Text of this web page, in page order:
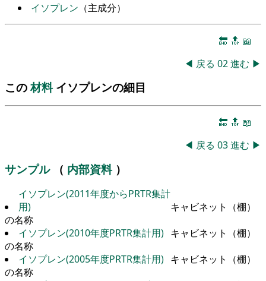
イソプレン （主成分）
🔚 🔝 📖
◀ 戻る 02進む ▶
この材料 イソプレンの細目
🔚 🔝 📖
◀ 戻る 03進む ▶
サンプル （ 内部資料 ）
イソプレン(2011年度からPRTR集計
用)
キャビネット（棚）
の名称
イソプレン(2010年度PRTR集計用) キャビネット（棚）
の名称
イソプレン(2005年度PRTR集計用) キャビネット（棚）
の名称